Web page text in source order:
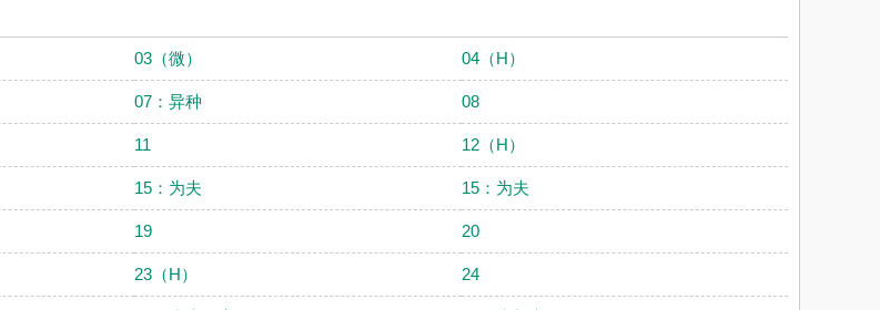
03（微） 04（H）
07：异种 08
11 12（H）
15：为夫 15：为夫
19 20
23（H） 24